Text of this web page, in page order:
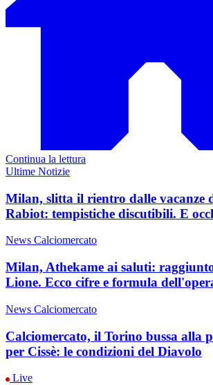
Continua la lettura
Ultime Notizie
Milan, slitta il rientro dalle vacanze
Rabiot: tempistiche discutibili. E
News Calciomercato
Milan, Athekame ai saluti:
Lione. Ecco cifre e formula
News Calciomercato
Calciomercato, il Torino bussa alla
per Cissè: le condizioni del Diavolo
Live